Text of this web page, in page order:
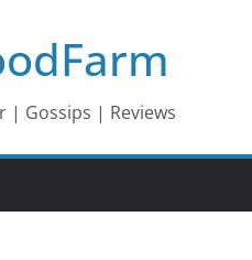
| Gossips | Reviews